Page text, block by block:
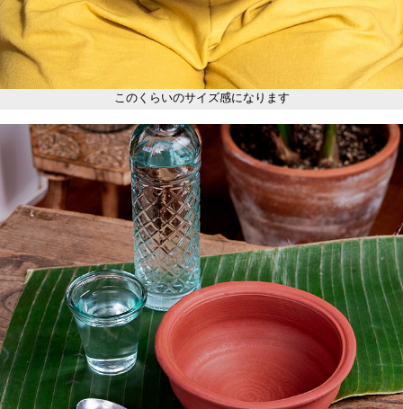
このくらいのサイズ感になります